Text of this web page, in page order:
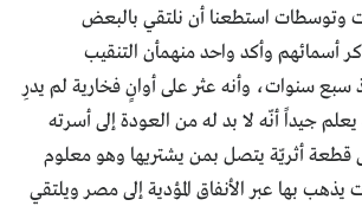
وتوسطات استطعنا أن نلتقي بالبعض
أسمائهم وأكد واحد منهمأن التنقيب
سبع سنوات، وأنه عثر على أوانٍ فخارية لم يدرِ
جيداً أنّه لا بد له من العودة إلى أسرته
قطعة أثريّة يتصل بمن يشتريها وهو معلوم
بها عبر الأنفاق المؤدية إلى مصر ويلتقي